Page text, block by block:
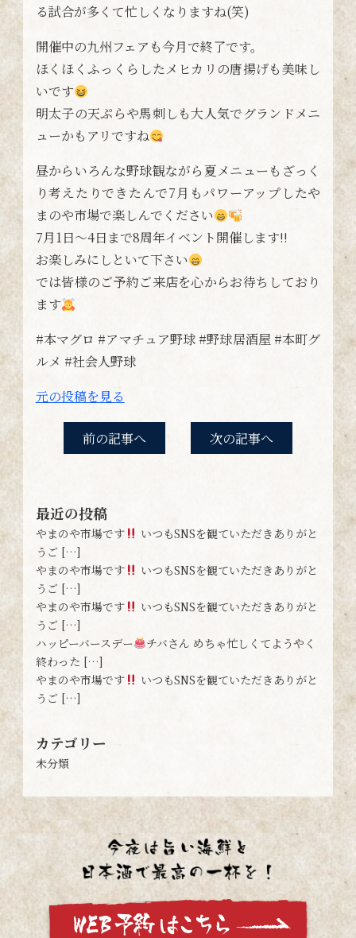
る試合が多くて忙しくなりますね(笑)
開催中の九州フェアも今月で終了です。
ほくほくふっくらしたメヒカリの唐揚げも美味し
いです
明太子の天ぷらや馬刺しも大人気でグランドメニ
ューかもアリですね
昼からいろんな野球観ながら夏メニューもざっく
り考えたりできたんで7月もパワーアップしたや
まのや市場で楽しんでください
7月1日〜4日まで8周年イベント開催します!!
お楽しみにしといて下さい
では皆様のご予約ご来店を心からお待ちしており
ます
#本マグロ #アマチュア野球 #野球居酒屋 #本町グ
ルメ #社会人野球
元の投稿を見る
前の記事へ 次の記事へ
最近の投稿
やまのや市場です
いつもSNSを観ていただきありがと
うご […]
やまのや市場です
いつもSNSを観ていただきありがと
うご […]
やまのや市場です
いつもSNSを観ていただきありがと
うご […]
ハッピーバースデー
チバさん めちゃ忙しくてようやく
終わった […]
やまのや市場です
いつもSNSを観ていただきありがと
うご […]
カテゴリー
未分類